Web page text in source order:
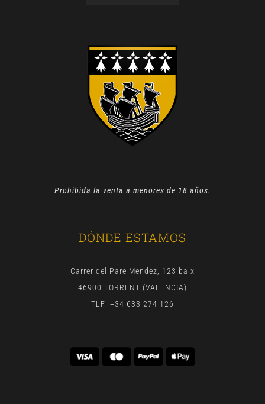
Prohibida la venta a menores de 18 años.
DÓNDE ESTAMOS
Carrer del Pare Mendez, 123 baix
46900 TORRENT (VALENCIA)
TLF: +34 633 274 126